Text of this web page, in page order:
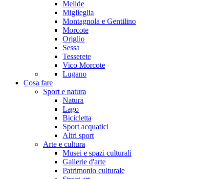
Melide
Miglieglia
Montagnola e Gentilino
Morcote
Origlio
Sessa
Tesserete
Vico Morcote
Lugano
Cosa fare
Sport e natura
Natura
Lago
Bicicletta
Sport acquatici
Altri sport
Arte e cultura
Musei e spazi culturali
Gallerie d'arte
Patrimonio culturale